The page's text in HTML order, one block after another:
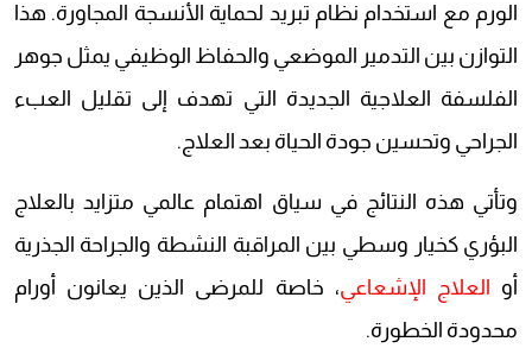
الورم مع استخدام نظام تبريد لحماية الأنسجة المجاورة. هذا
التوازن بين التدمير الموضعي والحفاظ الوظيفي يمثل جوهر
الفلسفة العلاجية الجديدة التي تهدف إلى تقليل العبء
الجراحي وتحسين جودة الحياة بعد العلاج.
وتأتي هذه النتائج في سياق اهتمام عالمي متزايد بالعلاج
البؤري كخيار وسطي بين المراقبة النشطة والجراحة الجذرية
أو العلاج الإشعاعي، خاصة للمرضى الذين يعانون أورام
محدودة الخطورة.